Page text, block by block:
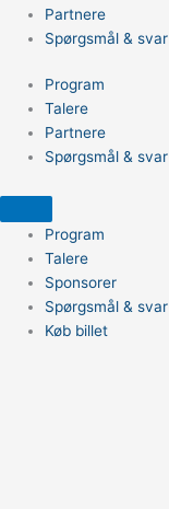
Partnere
Spørgsmål & svar
Program
Talere
Partnere
Spørgsmål & svar
Program
Talere
Sponsorer
Spørgsmål & svar
Køb billet